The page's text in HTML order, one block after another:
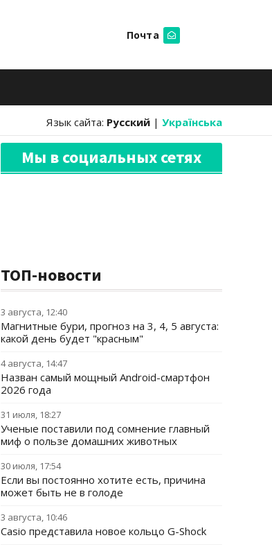
Почта
Язык сайта: Русский | Українська
Мы в социальных сетях
ТОП-новости
3 августа, 12:40
Магнитные бури, прогноз на 3, 4, 5 августа:
какой день будет "красным"
4 августа, 14:47
Назван самый мощный Android-смартфон
2026 года
31 июля, 18:27
Ученые поставили под сомнение главный
миф о пользе домашних животных
30 июля, 17:54
Если вы постоянно хотите есть, причина
может быть не в голоде
3 августа, 10:46
Casio представила новое кольцо G-Shock